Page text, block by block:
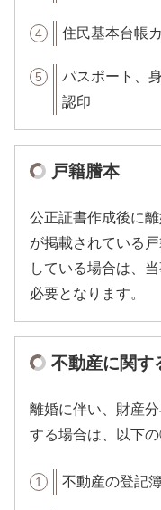
住民基本台帳
パスポート、
認印
戸籍謄本
公正証書作成後に
が掲載されている
している場合は、
必要となります。
不動産に関す
離婚に伴い、財産
する場合は、以下
不動産の登記